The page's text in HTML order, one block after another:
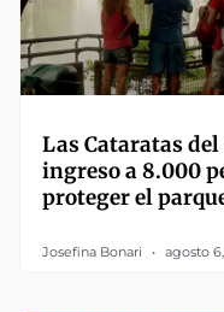
Las Cataratas
ingreso a 8.000
proteger el
Josefina Bonari agosto